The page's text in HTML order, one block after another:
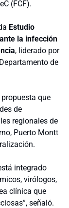
(FCF).
Estudio
la infección
, liderado por
de
que
de
regionales de
Puerto Montt
integrado
virólogos,
clínica que
señaló.